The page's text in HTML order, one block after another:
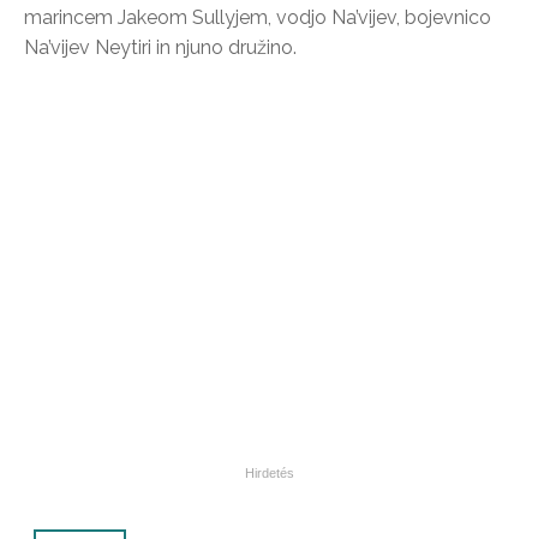
marincem Jakeom Sullyjem, vodjo Na’vijev, bojevnico
Na’vijev Neytiri in njuno družino.